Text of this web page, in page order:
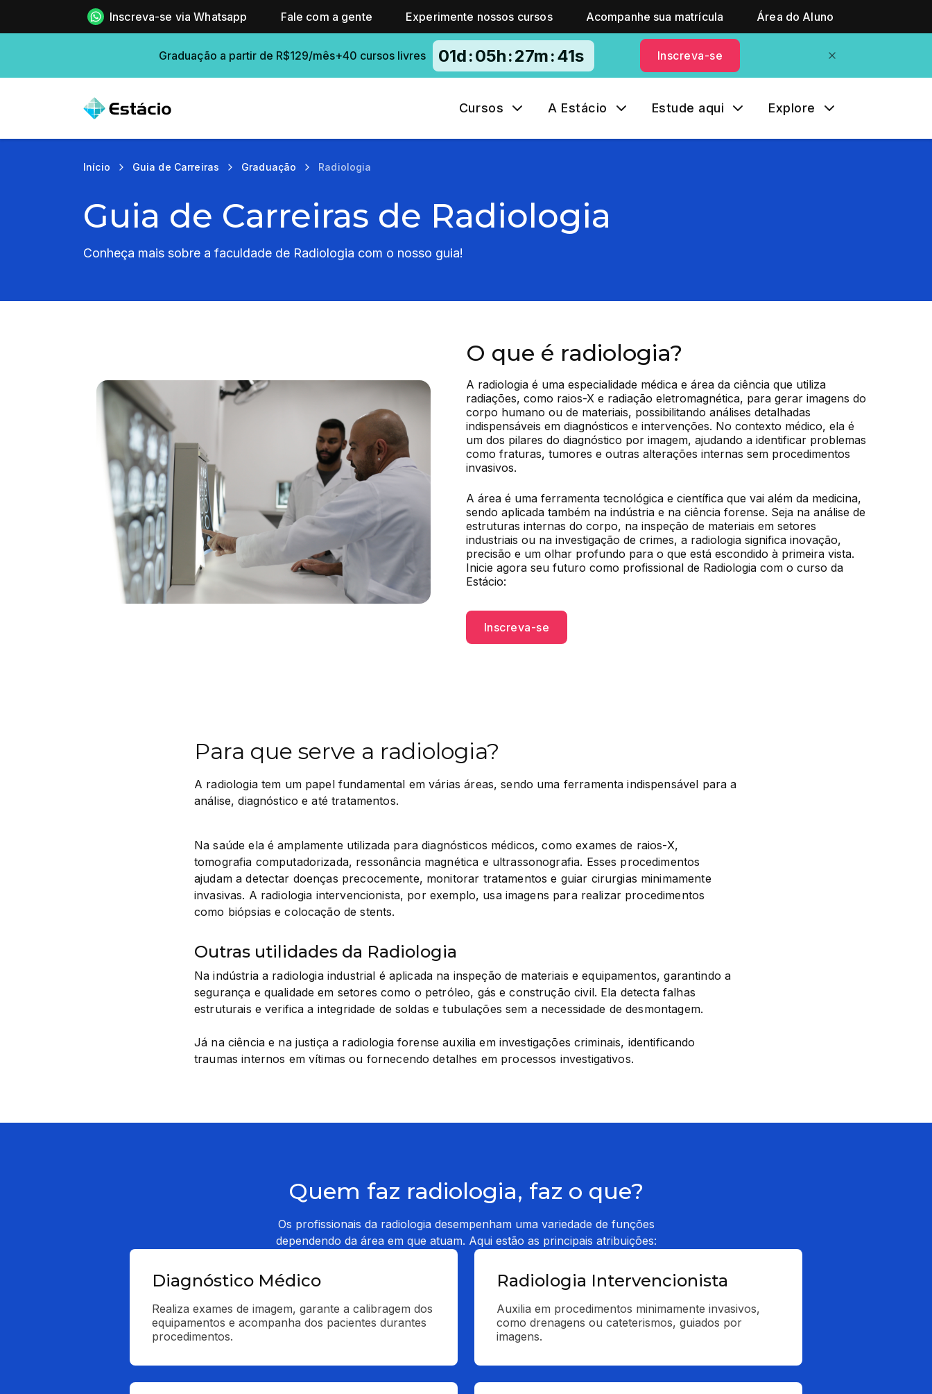
Inscreva-se via Whatsapp Fale com a gente Experimente nossos cursos Acompanhe sua matrícula Área do Aluno
Graduação a partir de R$129/mês+40 cursos livres 01d:05h:27m:40s Inscreva-se
Cursos A Estácio Estude aqui Explore
Início Guia de Carreiras Graduação Radiologia
Guia de Carreiras de Radiologia
Conheça mais sobre a faculdade de Radiologia com o nosso guia!
O que é radiologia?
A radiologia é uma especialidade médica e área da ciência que utiliza
radiações, como raios-X e radiação eletromagnética, para gerar imagens do
corpo humano ou de materiais, possibilitando análises detalhadas
indispensáveis em diagnósticos e intervenções. No contexto médico, ela é
um dos pilares do diagnóstico por imagem, ajudando a identificar problemas
como fraturas, tumores e outras alterações internas sem procedimentos
invasivos.
A área é uma ferramenta tecnológica e científica que vai além da medicina,
sendo aplicada também na indústria e na ciência forense. Seja na análise de
estruturas internas do corpo, na inspeção de materiais em setores
industriais ou na investigação de crimes, a radiologia significa inovação,
precisão e um olhar profundo para o que está escondido à primeira vista.
Inicie agora seu futuro como profissional de Radiologia com o curso da
Estácio:
Inscreva-se
Para que serve a radiologia?
A radiologia tem um papel fundamental em várias áreas, sendo uma ferramenta indispensável para a
análise, diagnóstico e até tratamentos.
Na saúde ela é amplamente utilizada para diagnósticos médicos, como exames de raios-X,
tomografia computadorizada, ressonância magnética e ultrassonografia. Esses procedimentos
ajudam a detectar doenças precocemente, monitorar tratamentos e guiar cirurgias minimamente
invasivas. A radiologia intervencionista, por exemplo, usa imagens para realizar procedimentos
como biópsias e colocação de stents.
Outras utilidades da Radiologia
Na indústria a radiologia industrial é aplicada na inspeção de materiais e equipamentos, garantindo a
segurança e qualidade em setores como o petróleo, gás e construção civil. Ela detecta falhas
estruturais e verifica a integridade de soldas e tubulações sem a necessidade de desmontagem.
Já na ciência e na justiça a radiologia forense auxilia em investigações criminais, identificando
traumas internos em vítimas ou fornecendo detalhes em processos investigativos.
Quem faz radiologia, faz o que?
Os profissionais da radiologia desempenham uma variedade de funções
dependendo da área em que atuam. Aqui estão as principais atribuições:
Diagnóstico Médico
Realiza exames de imagem, garante a calibragem dos
equipamentos e acompanha dos pacientes durantes
procedimentos.
Radiologia Intervencionista
Auxilia em procedimentos minimamente invasivos,
como drenagens ou cateterismos, guiados por
imagens.